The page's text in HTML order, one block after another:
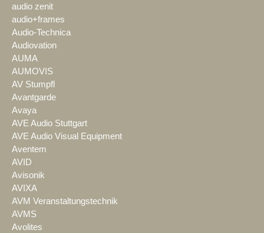
audio zenit
audio+frames
Audio-Technica
Audiovation
AUMA
AUMOVIS
AV Stumpfl
Avantgarde
Avaya
AVE Audio Stuttgart
AVE Audio Visual Equipment
Aventem
AVID
Avisonik
AVIXA
AVM Veranstaltungstechnik
AVMS
Avolites